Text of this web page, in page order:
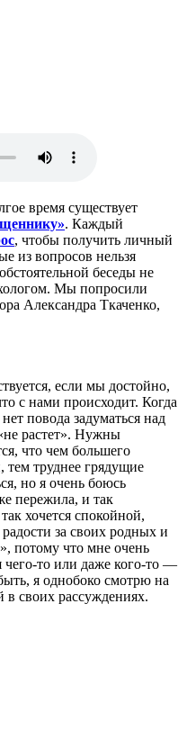
время существует
. Каждый
, чтобы получить личный
из вопросов нельзя
беседы не
Мы попросили
Александра Ткаченко,
если мы достойно,
с нами происходит. Когда
повода задуматься над
растет». Нужны
что чем большего
тем труднее грядущие
но я очень боюсь
пережила, и так
хочется спокойной,
за своих родных и
потому что мне очень
то или даже кого-то —
я однобоко смотрю на
в своих рассуждениях.